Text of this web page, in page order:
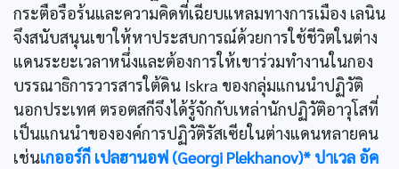
กระตือรือร้นและความคิดที่เฉียบแหลมทางการเมือง เลนิน
จึงสนับสนุนเขาให้หาประสบการณ์ด้วยการใช้ชีวิตในต่าง
แดนระยะเวลาหนึ่งและต้องการให้เขาร่วมทำงานในกอง
บรรณาธิการวารสารใต้ดิน Iskra ของกลุ่มแกนนำปฏิวัติ
นอกประเทศ ตรอตสกีจึงได้รู้จักกับเหล่านักปฏิวัติอาวุโสที่
เป็นแกนนำขององค์การปฏิวัติรัสเซียในต่างแดนหลายคน
เช่นเกออร์กี เปลฮานอฟ (Georgi Plekhanov)* ปาเวล อัค